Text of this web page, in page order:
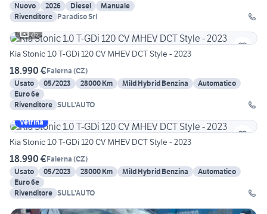
Nuovo
2026 Diesel
Manuale
Rivenditore Paradiso Srl
26
Kia Stonic 1.0 T-GDi 120 CV MHEV DCT Style - 2023
18.990 €Falerna (CZ)
Usato
05/2023 28000 Km Mild Hybrid Benzina
Automatico
Euro 6e
Rivenditore SULL'AUTO
Vetrina
Kia Stonic 1.0 T-GDi 120 CV MHEV DCT Style - 2023
18.990 €Falerna (CZ)
Usato
05/2023 28000 Km Mild Hybrid Benzina
Automatico
Euro 6e
Rivenditore SULL'AUTO